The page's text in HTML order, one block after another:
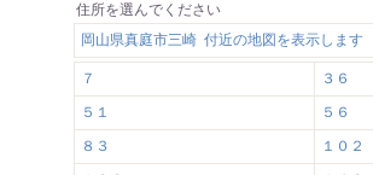
住所を選んでください
岡山県真庭市三崎 付近の地図を表示します
７
３６
５１
５６
８３
１０２